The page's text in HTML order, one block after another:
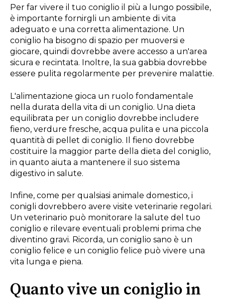
Per far vivere il tuo coniglio il più a lungo possibile,
è importante fornirgli un ambiente di vita
adeguato e una corretta alimentazione. Un
coniglio ha bisogno di spazio per muoversi e
giocare, quindi dovrebbe avere accesso a un'area
sicura e recintata. Inoltre, la sua gabbia dovrebbe
essere pulita regolarmente per prevenire malattie.
L'alimentazione gioca un ruolo fondamentale
nella durata della vita di un coniglio. Una dieta
equilibrata per un coniglio dovrebbe includere
fieno, verdure fresche, acqua pulita e una piccola
quantità di pellet di coniglio. Il fieno dovrebbe
costituire la maggior parte della dieta del coniglio,
in quanto aiuta a mantenere il suo sistema
digestivo in salute.
Infine, come per qualsiasi animale domestico, i
conigli dovrebbero avere visite veterinarie regolari.
Un veterinario può monitorare la salute del tuo
coniglio e rilevare eventuali problemi prima che
diventino gravi. Ricorda, un coniglio sano è un
coniglio felice e un coniglio felice può vivere una
vita lunga e piena.
Quanto vive un coniglio in